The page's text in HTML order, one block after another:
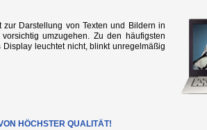
Darstellung von Texten und Bildern in
umzugehen. Zu den häufigsten
leuchtet nicht, blinkt unregelmäßig
HÖCHSTER QUALITÄT!